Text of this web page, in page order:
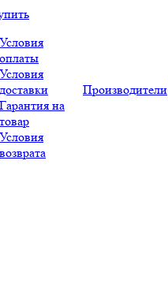
Условия
оплаты
Условия
доставки
Гарантия на
товар
Условия
возврата
Производители